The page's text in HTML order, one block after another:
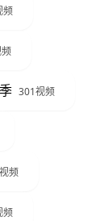
频
301视频
频
频